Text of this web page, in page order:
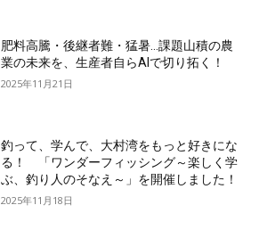
肥料高騰・後継者難・猛暑…課題山積の農
業の未来を、生産者自らAIで切り拓く！
2025年11月21日
釣って、学んで、大村湾をもっと好きにな
る！ 「ワンダーフィッシング～楽しく学
ぶ、釣り人のそなえ～」を開催しました！
2025年11月18日